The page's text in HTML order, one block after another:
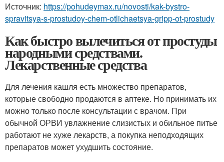
Источник: https://pohudeymax.ru/novosti/kak-bystro-
spravitsya-s-prostudoy-chem-otlichaetsya-gripp-ot-prostudy
Как быстро вылечиться от простуды
народными средствами.
Лекарственные средства
Для лечения кашля есть множество препаратов,
которые свободно продаются в аптеке. Но принимать их
можно только после консультации с врачом. При
обычной ОРВИ увлажнение слизистых и обильное питье
работают не хуже лекарств, а покупка неподходящих
препаратов может ухудшить состояние.